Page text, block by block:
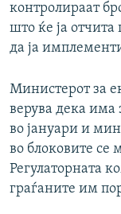
контролираат
што ќе ја
да ја
Министерот за
верува дека има
во јануари и
во блоковите се
Регулаторната
граѓаните им